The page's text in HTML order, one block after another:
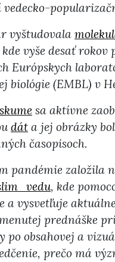
vedecko-
vyštudovala
vyše desať rokov
Európskych
biológie (EMBL) v
sa aktívne
dát a jej obrázky
časopisoch.
pandémie založila
, kde
a vysvetľuje
prednáške
po obsahovej a
prečo má